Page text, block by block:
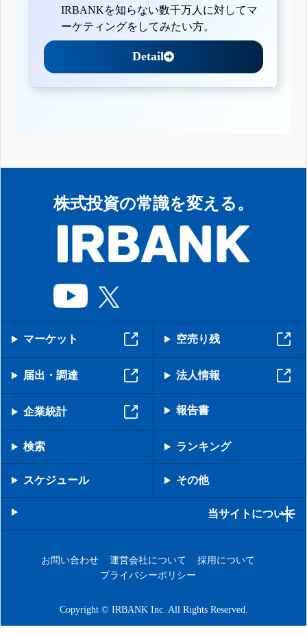
IRBANKを知らない数千万人に対してマ
ーケティングをしてみたい方。
Detail
株式投資の常識を変える。
マーケット 空売り残
届出・調達 法人情報
企業統計 報告書
検索 ランキング
スケジュール その他
当サイトについて
お問い合わせ 運営会社について
採用について
プライバシーポリシー
Copyright © IRBANK Inc. All Rights Reserved.